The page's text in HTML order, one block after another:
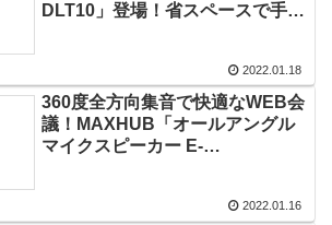
DLT10」登場！省スペースで手元
2022.01.18
360度全方向集音で快適なWEB会
議！MAXHUB「オールアングル
マイクスピーカー E-
2022.01.16